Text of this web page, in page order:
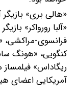
«هالی بری» بازیگر
«آلبا رورواکر»
فرانسوی-مراکشی،
کنگویی، «هونگ
ریگاداس»
آمریکایی اعضای